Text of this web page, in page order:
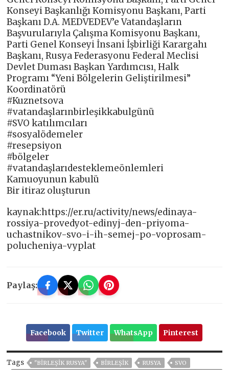
Konseyi Başkanlığı Komisyonu Başkanı, Parti
Başkanı D.A. MEDVEDEV’e Vatandaşların
Başvurularıyla Çalışma Komisyonu Başkanı,
Parti Genel Konseyi İnsani İşbirliği Karargahı
Başkanı, Rusya Federasyonu Federal Meclisi
Devlet Duması Başkan Yardımcısı, Halk
Programı “Yeni Bölgelerin Geliştirilmesi”
Koordinatörü
#Kuznetsova
#vatandaşlarınbirleşikkabulgünü
#SVO katılımcıları
#sosyalödemeler
#resepsiyon
#bölgeler
#vatandaşlarıdesteklemeönlemleri
Kamuoyunun kabulü
Bir itiraz oluşturun
kaynak:https://er.ru/activity/news/edinaya-
rossiya-provedyot-edinyj-den-priyoma-
uchastnikov-svo-i-ih-semej-po-voprosam-
polucheniya-vyplat
Paylaş:
Facebook Twitter WhatsApp Pinterest
Tags "BIRLEŞIK RUSYA" BIRLEŞIK RUSYA
SVO